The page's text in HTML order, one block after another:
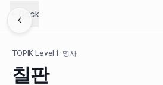
Back
TOPIK Level1 · 명사
칠판